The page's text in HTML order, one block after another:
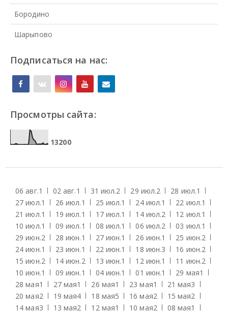
Бородино
Шарыпово
Подписаться на нас:
Просмотры сайта:
13200
06 авг.1 02 авг.1 31 июл.2 29 июл.2 28 июл.1
27 июл.1 26 июл.1 25 июл.1 24 июл.1 22 июл.1
21 июл.1 19 июл.1 17 июл.1 14 июл.2 12 июл.1
10 июл.1 09 июл.1 08 июл.1 06 июл.2 03 июл.1
29 июн.2 28 июн.1 27 июн.1 26 июн.1 25 июн.2
24 июн.1 23 июн.1 22 июн.1 18 июн.3 16 июн.2
15 июн.2 14 июн.2 13 июн.1 12 июн.1 11 июн.2
10 июн.1 09 июн.1 04 июн.1 01 июн.1 29 мая1
28 мая1 27 мая1 26 мая1 23 мая1 21 мая3
20 мая2 19 мая4 18 мая5 16 мая2 15 мая2
14 мая3 13 мая2 12 мая1 10 мая2 08 мая1